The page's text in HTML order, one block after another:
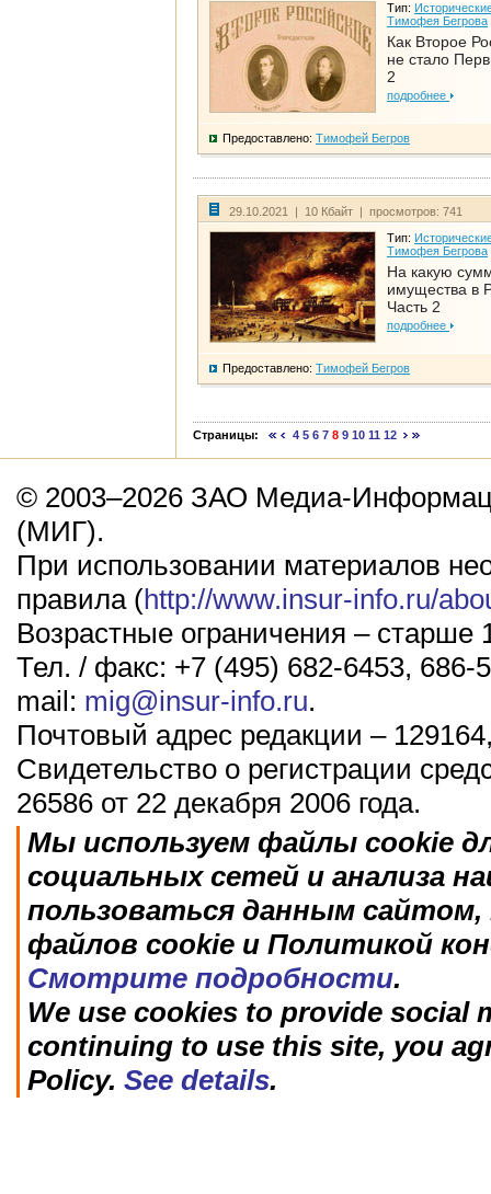
Тип:
Тимофея Бегрова
Как Второе
не стало
2
подробнее
Предоставлено: Тимофей Бегров
29.10.2021 | 10 Кбайт | просмотров: 741
Тип:
Тимофея Бегрова
На какую
имущества в
Часть 2
подробнее
Предоставлено: Тимофей Бегров
Страницы: 4 5 6 7 8 9 10 11 12
© 2003–2026 ЗАО Медиа-
(МИГ).
При использовании материалов
правила (http://www.insur-info.ru/
Возрастные ограничения – старше
Тел. / факс: +7 (495) 682-6453, 686-
mail: mig@insur-info.ru.
Почтовый адрес редакции –
Свидетельство о регистрации
26586 от 22 декабря 2006 года.
Мы используем файлы cookie
социальных сетей и анализа
пользоваться данным
файлов cookie и Политикой
Смотрите подробности.
We use cookies to provide social
continuing to use this site, you
Policy. See details.